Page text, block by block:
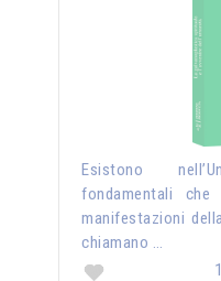
Esistono
fondamentali
manifestazioni
chiamano …